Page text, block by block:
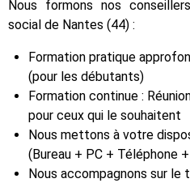
Nous formons nos
social de Nantes (44) :
Formation pratique
(pour les débutants)
Formation continue :
pour ceux qui le souhaitent
Nous mettons à votre
(Bureau + PC + Téléphone
Nous accompagnons sur le